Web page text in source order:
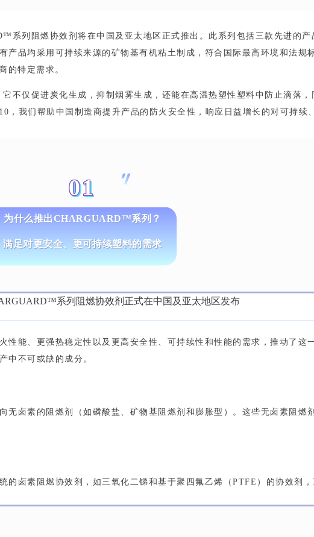
系列阻燃协效剂将在中国及亚太地区正式推出。此系列包括三款先进的
品均采用可持续来源的矿物基有机粘土制成，符合国际最高环境和法规
的特定需求。
不仅促进炭化生成，抑制烟雾生成，还能在高温热塑性塑料中防止滴落，
我们帮助中国制造商提升产品的防火安全性，响应日益增长的对可持续
01
为什么推出CHARGUARD™系列？
满足对更安全、更可持续塑料的需求
能、更强热稳定性以及更高安全性、可持续性和性能的需求，推动了这
中不可或缺的成分。
无卤素的阻燃剂（如磷酸盐、矿物基阻燃剂和膨胀型）。这些无卤素阻燃
卤素阻燃协效剂，如三氧化二锑和基于聚四氟乙烯（PTFE）的协效剂，